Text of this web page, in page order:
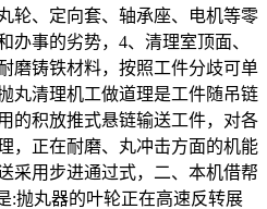
轮、定向套、轴承座、电机等零
办事的劣势，4、清理室顶面、
磨铸铁材料，按照工件分歧可单
丸清理机工做道理是工件随吊链
的积放推式悬链输送工件，对各
，正在耐磨、丸冲击方面的机能
采用步进通过式，二、本机借帮
:抛丸器的叶轮正在高速反转展